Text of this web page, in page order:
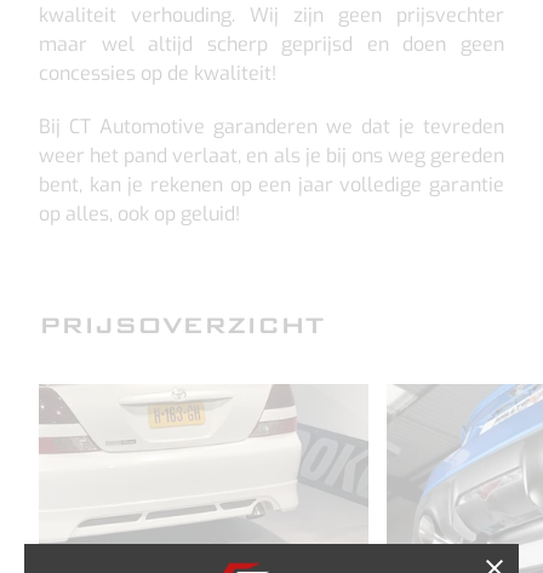
kwaliteit verhouding. Wij zijn geen prijsvechter
maar wel altijd scherp geprijsd en doen geen
concessies op de kwaliteit!
Bij CT Automotive garanderen we dat je tevreden
weer het pand verlaat, en als je bij ons weg gereden
bent, kan je rekenen op een jaar volledige garantie
op alles, ook op geluid!
PRIJSOVERZICHT